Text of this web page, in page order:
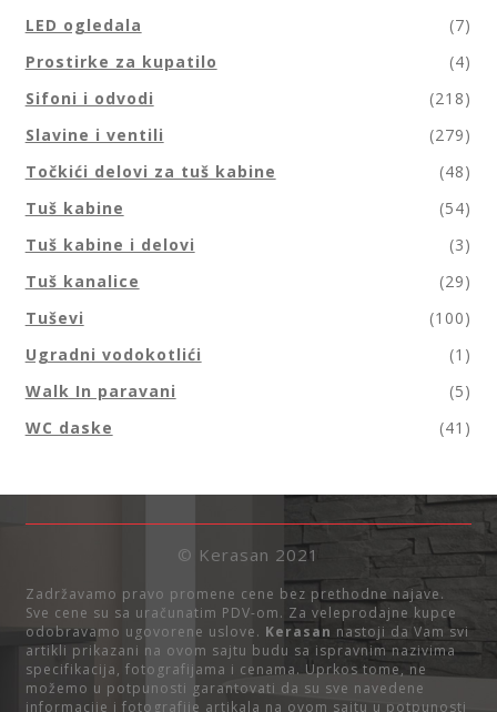
LED ogledala
(7)
Prostirke za kupatilo
(4)
Sifoni i odvodi
(218)
Slavine i ventili
(279)
Točkići delovi za tuš kabine
(48)
Tuš kabine
(54)
Tuš kabine i delovi
(3)
Tuš kanalice
(29)
Tuševi
(100)
Ugradni vodokotlići
(1)
Walk In paravani
(5)
WC daske
(41)
© Kerasan 2021
Zadržavamo pravo promene cene bez prethodne najave.
Sve cene su sa uračunatim PDV-om. Za veleprodajne kupce
odobravamo ugovorene uslove. Kerasan nastoji da Vam svi
artikli prikazani na ovom sajtu budu sa ispravnim nazivima
specifikacija, fotografijama i cenama. Uprkos tome, ne
možemo u potpunosti garantovati da su sve navedene
informacije i fotografije artikala na ovom sajtu u potpunosti